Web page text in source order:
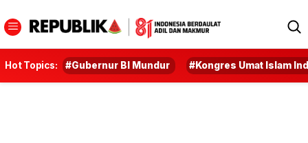
Hot Topics: #Gubernur BI Mundur #Kongres Umat Islam